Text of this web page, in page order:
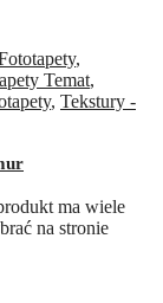
,
Temat,
, Tekstury -
ma wiele
na stronie